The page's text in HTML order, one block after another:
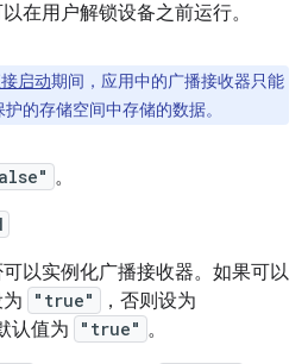
在用户解锁设备之前运行。
启动期间，应用中的广播接收器只能
的存储空间中存储的数据。
。
以实例化广播接收器。如果可以
"true" ，否则设为
认值为 "true" 。